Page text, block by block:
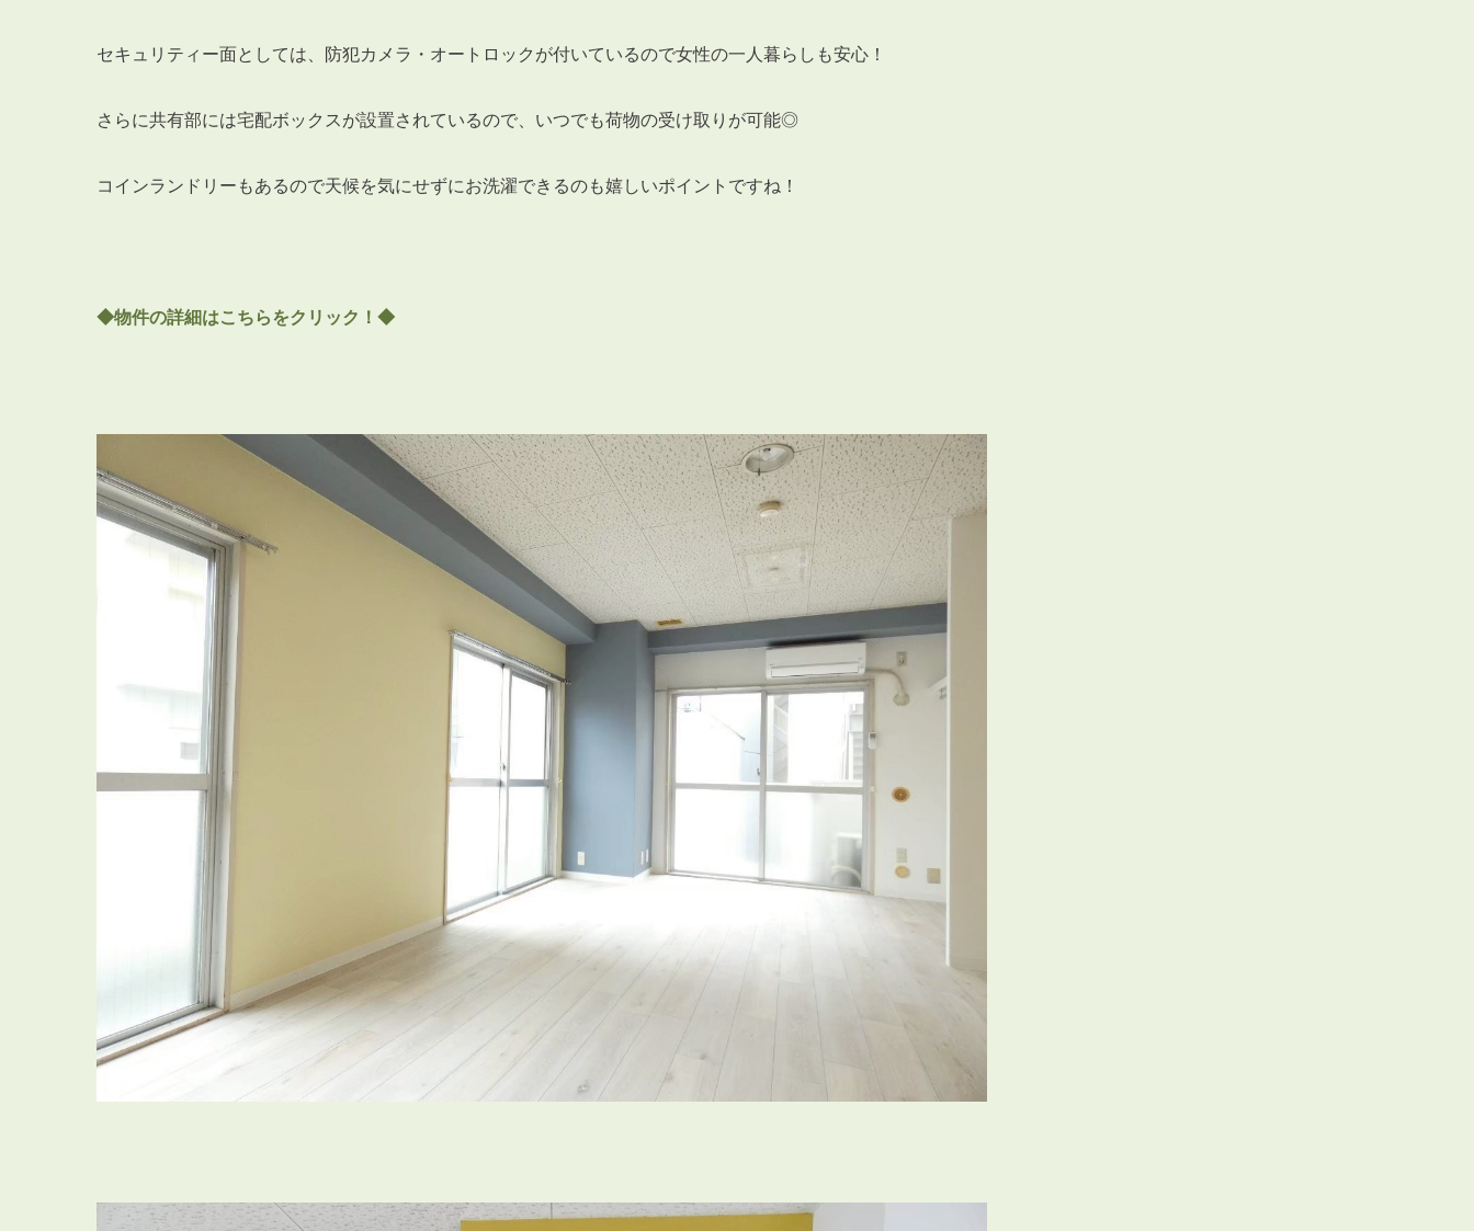
03-6262-9556
※音声ガイダンス④を押してください。
セキュリティー面としては、防犯カメラ・オートロックが付いているので女性の一人暮らしも安心！
さらに共有部には宅配ボックスが設置されているので、いつでも荷物の受け取りが可能◎
コインランドリーもあるので天候を気にせずにお洗濯できるのも嬉しいポイントですね！
◆物件の詳細はこちらをクリック！◆